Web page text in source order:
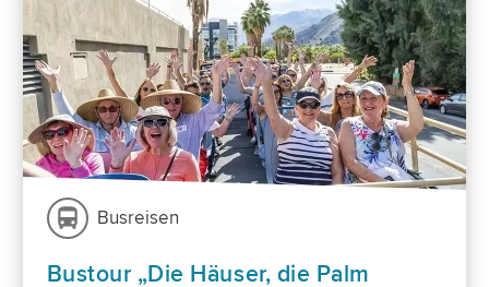
Busreisen
Bustour „Die Häuser, die Palm